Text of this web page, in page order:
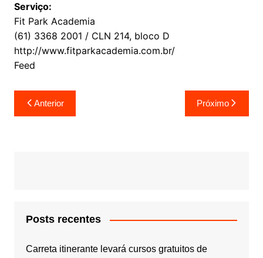
Serviço:
Fit Park Academia
(61) 3368 2001 / CLN 214, bloco D
http://www.fitparkacademia.com.br/
Feed
Navegação
de
Anterior Próximo
Posts recentes
Carreta itinerante levará cursos gratuitos de